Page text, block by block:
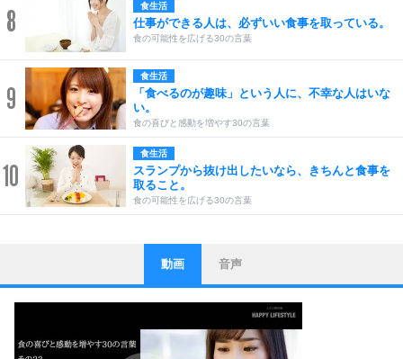
8 食生活
仕事ができる人は、必ずいい食事を取っている。
食の可能性を広げる30の言葉
9
食生活
「食べるのが趣味」という人に、不幸な人はいな
い。
食の喜びと感動を増やす30の言葉
10
食生活
スランプから抜け出したいなら、きちんと食事を
取ること。
食の可能性を広げる30の言葉
1
ストレス対策
他人と比べない。
いっそのこと、他人を見ない。
いらいらしない人になる30の方法
プラス思考
動画 音声